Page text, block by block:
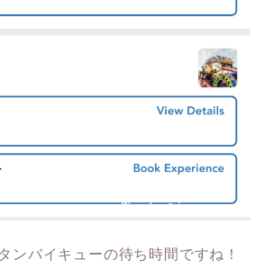
ンバイキューの待ち時間ですね！